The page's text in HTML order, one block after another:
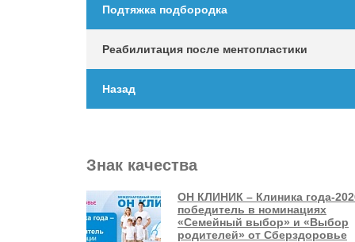
Подтяжка подбородка
Реабилитация после ментопластики
Назад
Знак качества
ОН КЛИНИК – Клиника года-
победитель в номинациях
«Семейный выбор» и «Выбор
родителей» от Сберздоровье